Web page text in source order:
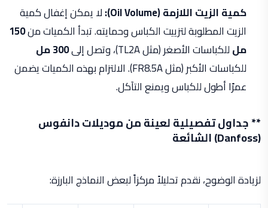
كمية الزيت اللازمة (Oil Volume):
لا يمكن إغفال كمية
الزيت المطلوبة لتزييت الكباس وحمايته. تبدأ الكميات من150
ملللكباسات الأصغر (مثل TL2A)، وتصل إلى
300 مل
للكباسات الأكبر (مثل FR8.5A). الالتزام بهذه الكميات يضمن
عمرًا أطول للكباس ويمنع التآكل.
** جداول تفصيلية لعينة من موديلات دانفوس
(Danfoss) الشائعة
لزيادة الوضوح، نقدم تحليلاً مركزاً لبعض النماذج البارزة: